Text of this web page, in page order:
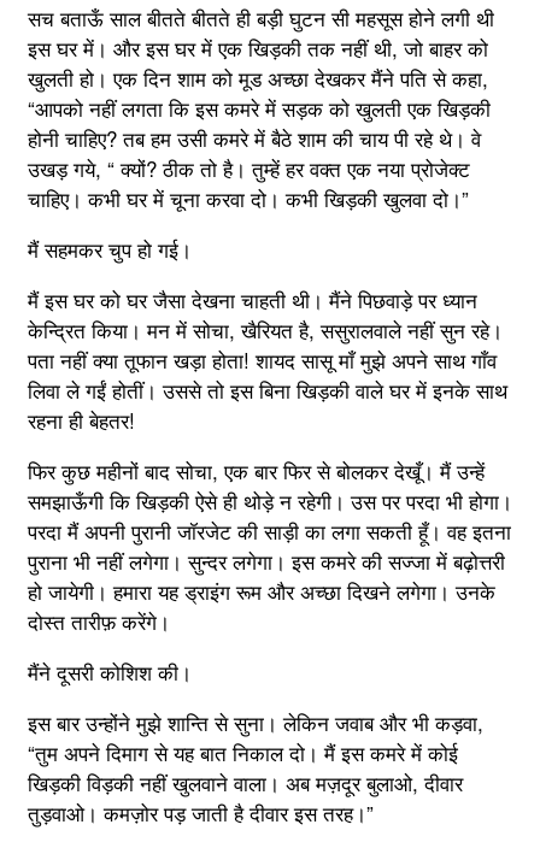
सच बताऊँ साल बीतते बीतते ही बड़ी घुटन सी महसूस होने लगी थी
इस घर में। और इस घर में एक खिड़की तक नहीं थी, जो बाहर को
खुलती हो। एक दिन शाम को मूड अच्छा देखकर मैंने पति से कहा,
“आपको नहीं लगता कि इस कमरे में सड़क को खुलती एक खिड़की
होनी चाहिए? तब हम उसी कमरे में बैठे शाम की चाय पी रहे थे। वे
उखड़ गये, “ क्यों? ठीक तो है। तुम्हें हर वक्त एक नया प्रोजेक्ट
चाहिए। कभी घर में चूना करवा दो। कभी खिड़की खुलवा दो।”
मैं सहमकर चुप हो गई।
मैं इस घर को घर जैसा देखना चाहती थी। मैंने पिछवाड़े पर ध्यान
केन्द्रित किया। मन में सोचा, खैरियत है, ससुरालवाले नहीं सुन रहे।
पता नहीं क्या तूफान खड़ा होता! शायद सासू माँ मुझे अपने साथ गाँव
लिवा ले गईं होतीं। उससे तो इस बिना खिड़की वाले घर में इनके साथ
रहना ही बेहतर!
फिर कुछ महीनों बाद सोचा, एक बार फिर से बोलकर देखूँ। मैं उन्हें
समझाऊँगी कि खिड़की ऐसे ही थोड़े न रहेगी। उस पर परदा भी होगा।
परदा मैं अपनी पुरानी जॉरजेट की साड़ी का लगा सकती हूँ। वह इतना
पुराना भी नहीं लगेगा। सुन्दर लगेगा। इस कमरे की सज्जा में बढ़ोत्तरी
हो जायेगी। हमारा यह ड्राइंग रूम और अच्छा दिखने लगेगा। उनके
दोस्त तारीफ़ करेंगे।
मैंने दूसरी कोशिश की।
इस बार उन्होंने मुझे शान्ति से सुना। लेकिन जवाब और भी कड़वा,
“तुम अपने दिमाग से यह बात निकाल दो। मैं इस कमरे में कोई
खिड़की विड़की नहीं खुलवाने वाला। अब मज़दूर बुलाओ, दीवार
तुड़वाओ। कमज़ोर पड़ जाती है दीवार इस तरह।”